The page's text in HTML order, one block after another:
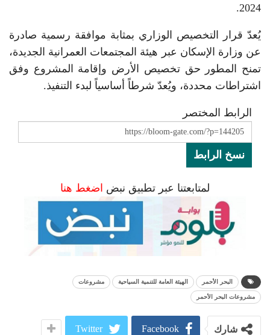
2024.
يُعدّ قرار التخصيص الوزاري بمثابة موافقة رسمية صادرة
عن وزارة الإسكان عبر هيئة المجتمعات العمرانية الجديدة،
تمنح المطور حق تخصيص الأرض وإقامة المشروع وفق
اشتراطات محددة، ويُعدّ شرطاً أساسياً لبدء التنفيذ.
الرابط المختصر
نسخ الرابط
لمتابعتنا عبر تطبيق نبض اضغط هنا
البحر الأحمر الهيئة العامة للتنمية السياحية مشروعات
مشروعات البحر الأحمر
شارك Facebook
Twitter